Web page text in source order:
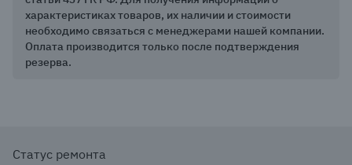
характеристиках товаров, их наличии и стоимости
необходимо связаться с менеджерами нашей компании.
Оплата производится только после подтверждения
резерва.
Статус ремонта